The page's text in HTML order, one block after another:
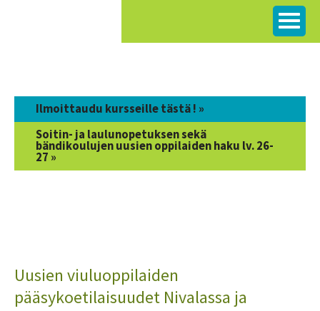
Ilmoittaudu kursseille tästä ! »
Soitin- ja laulunopetuksen sekä
bändikoulujen uusien oppilaiden haku lv. 26-
27 »
Uusien viuluoppilaiden
pääsykoetilaisuudet Nivalassa ja